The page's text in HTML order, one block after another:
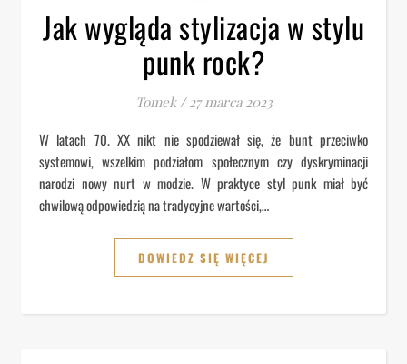
Jak wygląda stylizacja w stylu
punk rock?
Tomek / 27 marca 2023
W latach 70. XX nikt nie spodziewał się, że bunt przeciwko
systemowi, wszelkim podziałom społecznym czy dyskryminacji
narodzi nowy nurt w modzie. W praktyce styl punk miał być
chwilową odpowiedzią na tradycyjne wartości,…
DOWIEDZ SIĘ WIĘCEJ